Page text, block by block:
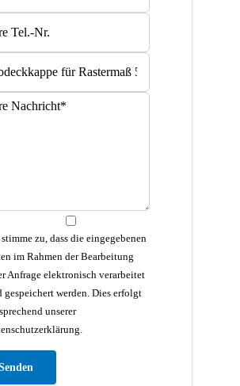
zu, dass die eingegebenen
im Rahmen der Bearbeitung
Anfrage elektronisch verarbeitet
gespeichert werden. Dies erfolgt
unserer